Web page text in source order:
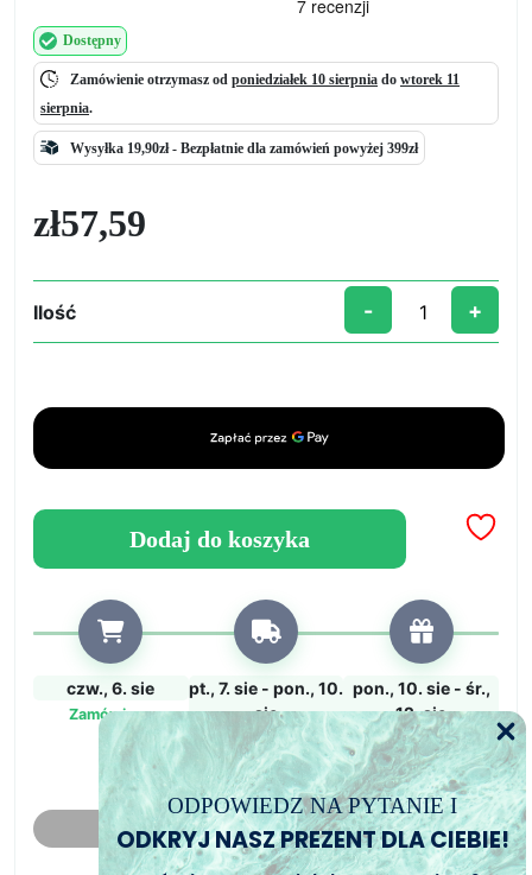
Dostępny
Zamówienie otrzymasz od poniedziałek 10 sierpnia do wtorek 11
sierpnia.
Wysyłka 19,90zł - Bezpłatnie dla zamówień powyżej 399zł
zł57,59
Ilość
ilość
w
sześciokąta
idealna
fantastycznych
dzieł
wymiarach
cm
- +
Dodaj do koszyka
czw., 6. sie
Zamówiony
pt., 7. sie - pon., 10.
sie
Zamówienie wysłane
pon., 10. sie - śr.,
12. sie
Przewidywany czas
dostawy
Kalkulator mydła
ODPOWIEDZ NA PYTANIE I
ODKRYJ NASZ PREZENT DLA CIEBIE!